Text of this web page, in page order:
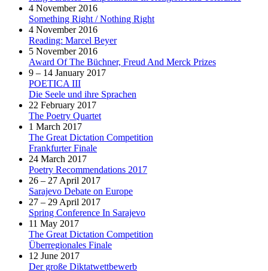
4 November 2016
Something Right / Nothing Right
4 November 2016
Reading: Marcel Beyer
5 November 2016
Award Of The Büchner, Freud And Merck Prizes
9 – 14 January 2017
POETICA III
Die Seele und ihre Sprachen
22 February 2017
The Poetry Quartet
1 March 2017
The Great Dictation Competition
Frankfurter Finale
24 March 2017
Poetry Recommendations 2017
26 – 27 April 2017
Sarajevo Debate on Europe
27 – 29 April 2017
Spring Conference In Sarajevo
11 May 2017
The Great Dictation Competition
Überregionales Finale
12 June 2017
Der große Diktatwettbewerb